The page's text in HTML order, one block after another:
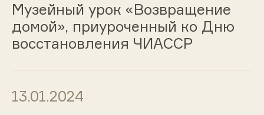
Музейный урок «Возвращение
домой», приуроченный ко Дню
восстановления ЧИАССР
13.01.2024